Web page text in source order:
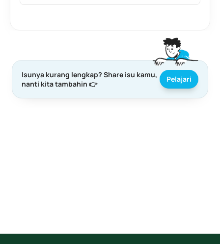
Isunya kurang lengkap? Share isu kamu,
nanti kita tambahin 👉
Pelajari